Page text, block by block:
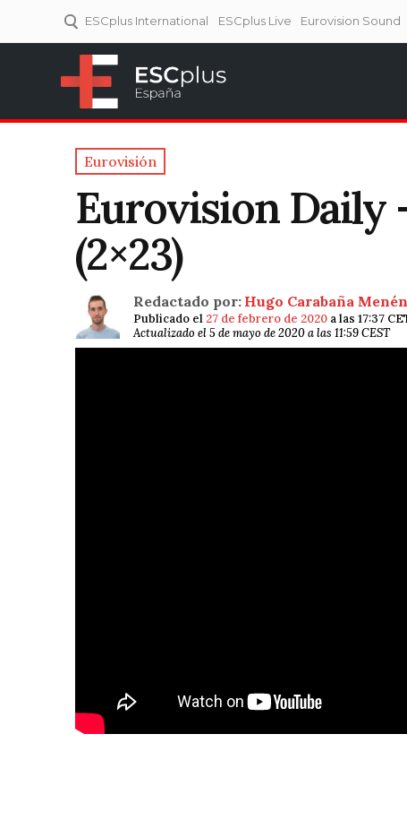
ESCplus International ESCplus Live Eurovision Sound
Eurovisión
Eurovision Daily
(2×23)
Redactado por: Hugo Carabaña
Publicado el 27 de febrero de 2020 a las 17:37
Actualizado el 5 de mayo de 2020 a las 11:59 CEST